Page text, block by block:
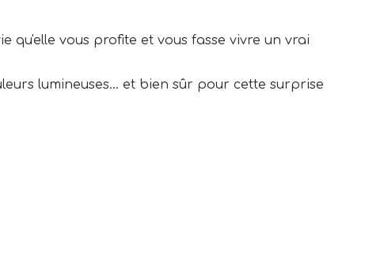
qu'elle vous profite et vous fasse vivre un vrai
lumineuses… et bien sûr pour cette surprise